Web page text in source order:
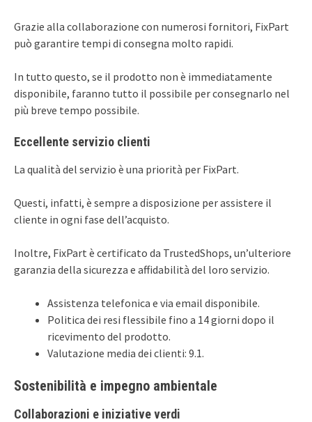
Grazie alla collaborazione con numerosi fornitori, FixPart
può garantire tempi di consegna molto rapidi.
In tutto questo, se il prodotto non è immediatamente
disponibile, faranno tutto il possibile per consegnarlo nel
più breve tempo possibile.
Eccellente servizio clienti
La qualità del servizio è una priorità per FixPart.
Questi, infatti, è sempre a disposizione per assistere il
cliente in ogni fase dell’acquisto.
Inoltre, FixPart è certificato da TrustedShops, un’ulteriore
garanzia della sicurezza e affidabilità del loro servizio.
Assistenza telefonica e via email disponibile.
Politica dei resi flessibile fino a 14 giorni dopo il
ricevimento del prodotto.
Valutazione media dei clienti: 9.1.
Sostenibilità e impegno ambientale
Collaborazioni e iniziative verdi